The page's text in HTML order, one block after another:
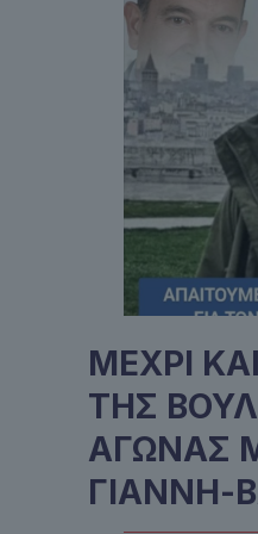
ΜΕΧΡΙ
ΤΗΣ
ΑΓΩΝΑΣ
ΓΙΑΝΝΗ-